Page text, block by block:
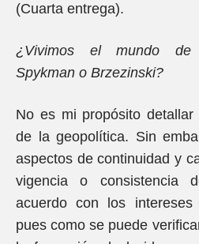
(Cuarta entrega).
¿Vivimos el mundo de
Spykman o Brzezinski?
No es mi propósito
de la geopolítica. Sin
aspectos de continuidad y
vigencia o consistencia
acuerdo con los
pues como se puede